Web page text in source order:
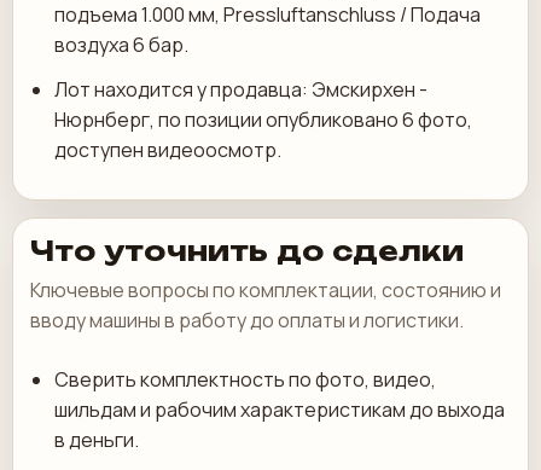
подъема 1.000 мм, Pressluftanschluss / Подача
воздуха 6 бар.
Лот находится у продавца: Эмскирхен -
Нюрнберг, по позиции опубликовано 6 фото,
доступен видеоосмотр.
Что уточнить до сделки
Ключевые вопросы по комплектации, состоянию и
вводу машины в работу до оплаты и логистики.
Сверить комплектность по фото, видео,
шильдам и рабочим характеристикам до выхода
в деньги.